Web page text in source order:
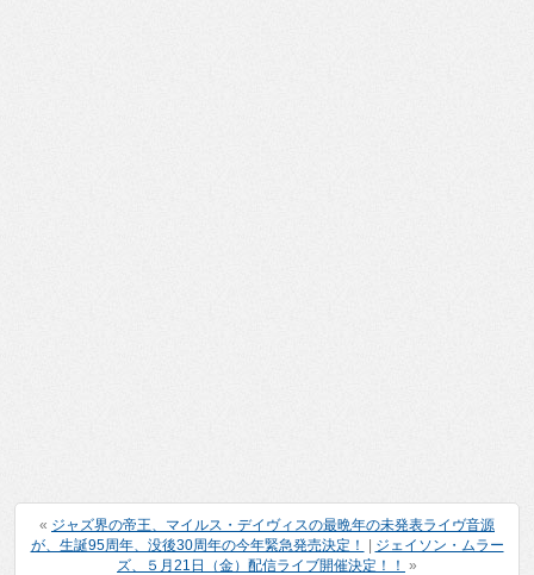
« ジャズ界の帝王、マイルス・デイヴィスの最晩年の未発表ライヴ音源
が、生誕95周年、没後30周年の今年緊急発売決定！
ジェイソン・ムラー
ズ、５月21日（金）配信ライブ開催決定！！ »